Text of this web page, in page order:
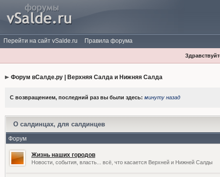
Перейти на сайт vSalde.ru Правила форума
Форум вСалде.ру | Верхняя Салда и Нижняя Салда
С возвращением, последний раз вы были здесь: минуту назад
О салдинцах, для салдинцев
Форум
Жизнь наших городов
Новости, события, власть... всё, что касается Верхней и Нижней Салды